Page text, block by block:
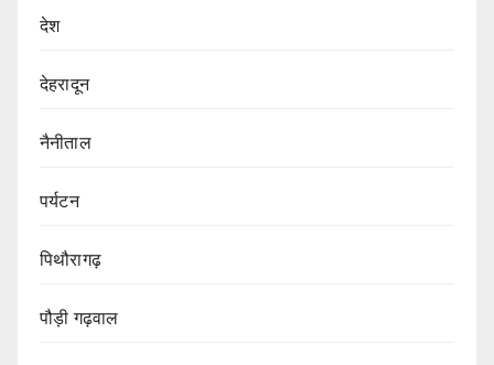
देश
देहरादून
नैनीताल
पर्यटन
पिथौरागढ़
पौड़ी गढ़वाल